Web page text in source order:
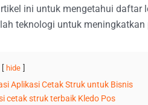
ini untuk mengetahui daftar
teknologi untuk
hide
Aplikasi Cetak Struk untuk Bisnis
cetak struk terbaik Kledo Pos